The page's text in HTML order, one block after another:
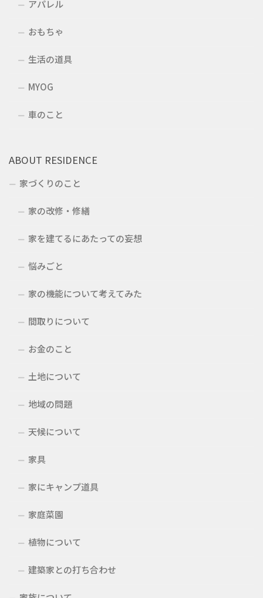
アパレル
おもちゃ
生活の道具
MYOG
車のこと
ABOUT RESIDENCE
家づくりのこと
家の改修・修繕
家を建てるにあたっての妄想
悩みごと
家の機能について考えてみた
間取りについて
お金のこと
土地について
地域の問題
天候について
家具
家にキャンプ道具
家庭菜園
植物について
建築家との打ち合わせ